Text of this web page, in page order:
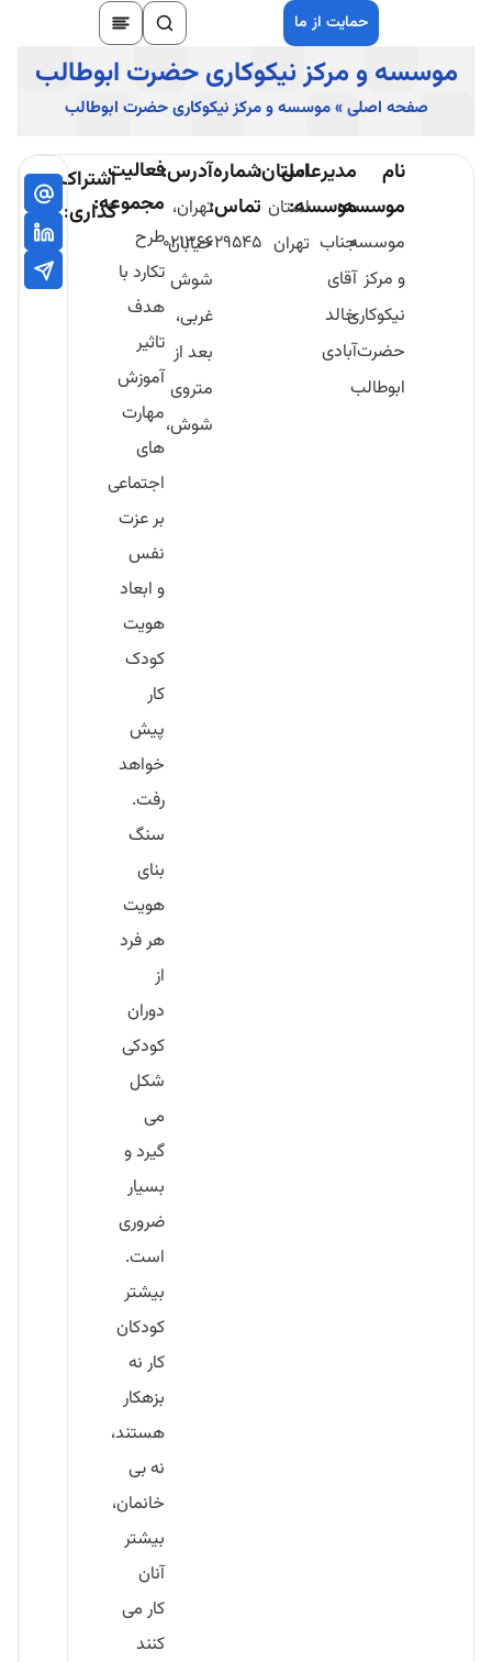
حمایت از ما
موسسه و مرکز نیکوکاری حضرت ابوطالب
صفحه اصلی»موسسه و مرکز نیکوکاری حضرت ابوطالب
نام
موسسه:
موسسه
و مرکز
نیکوکاری
حضرت
ابوطالب
مدیرعامل
موسسه:
جناب
آقای
خالد
آبادی
استان:
استان
تهران
شماره
تماس:
02136629545
آدرس:
تهران،
خیابان
شوش
غربی،
بعد از
متروی
شوش،
فعالیت
مجموعه:
طرح
تکارد با
هدف
تاثیر
آموزش
مهارت
های
اجتماعی
بر عزت
نفس
و ابعاد
هویت
کودک
کار
پیش
خواهد
رفت.
سنگ
بنای
هویت
هر فرد
از
دوران
کودکی
شکل
می
گیرد و
بسیار
ضروری
است.
بیشتر
کودکان
کار نه
بزهکار
هستند،
نه بی
خانمان،
بیشتر
آنان
کار می
کنند
اشتراک
گذاری: